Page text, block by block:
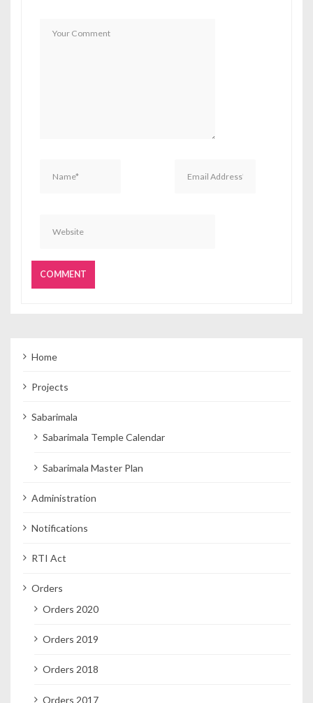
Home
Projects
Sabarimala
Sabarimala Temple Calendar
Sabarimala Master Plan
Administration
Notifications
RTI Act
Orders
Orders 2020
Orders 2019
Orders 2018
Orders 2017